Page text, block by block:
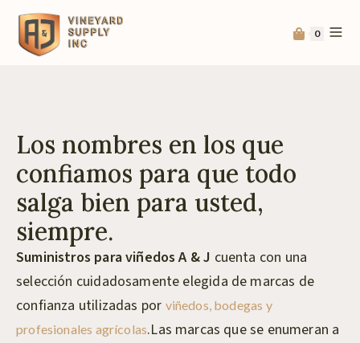
0
Los nombres en los que
confiamos para que todo
salga bien para usted,
siempre.
Suministros para viñedos A & J cuenta con una
selección cuidadosamente elegida de marcas de
confianza utilizadas por viñedos, bodegas y
profesionales agrícolas.Las marcas que se enumeran a